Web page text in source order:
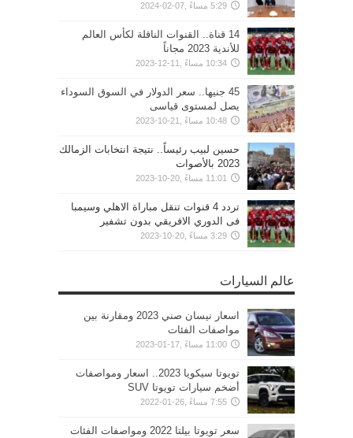
5:29 مساءً ,07-02-2024
14 قناة.. القنوات الناقلة لكأس العالم
للأندية 2023 مجاناً
10:34 مساءً ,11-12-2023
45 جنيها.. سعر الدولار في السوق السوداء
يصل لمستوى قياسى
10:48 مساءً ,21-10-2023
حسين لبيب رئيساً.. نتيجة انتخابات الزمالك
2023 بالأصوات
11:01 مساءً ,20-10-2023
تردد 4 قنوات تنقل مباراة الاهلي وسيمبا
فى الدوري الافريقي بدون تشفير
3:29 مساءً ,20-10-2023
عالم السيارات
اسعار نيسان صني 2023 ومقارنة بين
مواصفات الفئات
11:00 مساءً ,17-01-2023
تويوتا سيكويا 2023.. اسعار ومواصفات
أضخم سيارات تويوتا SUV
7:55 مساءً ,26-01-2022
سعر تويوتا بيلتا 2022 ومواصفات الفئات